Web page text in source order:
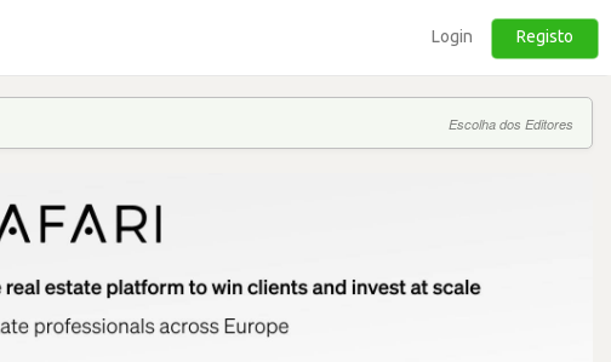
Login Registo
Escolha dos Editores